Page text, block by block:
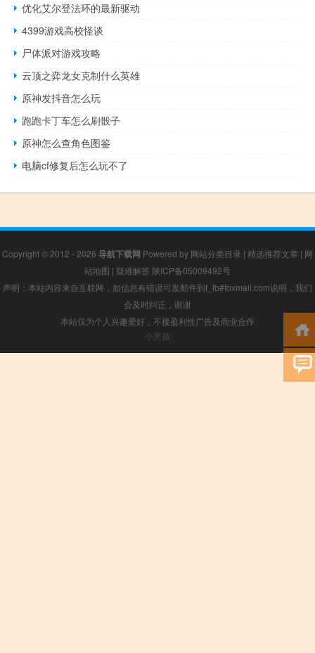
优化艾尔登法环的最新驱动
4399游戏高校怪谈
尸体派对游戏攻略
云顶之弈龙女克制什么英雄
原神发抖音怎么玩
跑跑卡丁车怎么刷骰子
原神怎么查角色图鉴
电脑cf修复后怎么玩不了
Copyright © 2012 - 2026 导航下载网 Powered by 网站分类目录 | 精选推荐文章 | 网
站地图 | 疑难解答 陕ICP备05009492号
声明：本站内容来自互联网，如信息有错误可发邮件到f_fb#foxmail.com说明，我们
会及时纠正，谢谢
本站仅为个人兴趣爱好，不接盈利性广告及商业合作
小男孩